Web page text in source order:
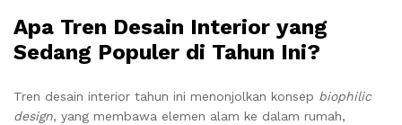
Apa Tren Desain Interior yang
Sedang Populer di Tahun Ini?
Tren desain interior tahun ini menonjolkan konsep biophilic
design, yang membawa elemen alam ke dalam rumah,